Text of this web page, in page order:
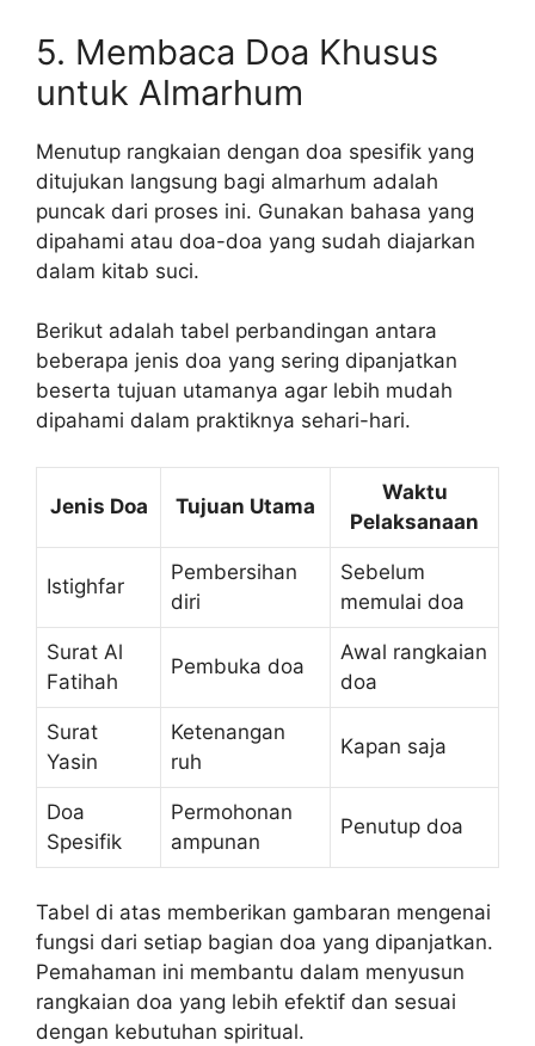
5. Membaca Doa Khusus
untuk Almarhum
Menutup rangkaian dengan doa spesifik yang
ditujukan langsung bagi almarhum adalah
puncak dari proses ini. Gunakan bahasa yang
dipahami atau doa-doa yang sudah diajarkan
dalam kitab suci.
Berikut adalah tabel perbandingan antara
beberapa jenis doa yang sering dipanjatkan
beserta tujuan utamanya agar lebih mudah
dipahami dalam praktiknya sehari-hari.
Jenis Doa Tujuan Utama
Waktu
Pelaksanaan
Istighfar
Pembersihan
diri
Sebelum
memulai doa
Surat Al
Fatihah
Pembuka doa
Awal rangkaian
doa
Surat
Yasin
Ketenangan
ruh
Kapan saja
Doa
Spesifik
Permohonan
ampunan
Penutup doa
Tabel di atas memberikan gambaran mengenai
fungsi dari setiap bagian doa yang dipanjatkan.
Pemahaman ini membantu dalam menyusun
rangkaian doa yang lebih efektif dan sesuai
dengan kebutuhan spiritual.